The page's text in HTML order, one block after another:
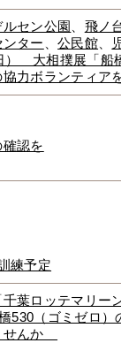
セン公園 、 飛ノ
ター 、公民館、
） 大相撲展「船
協力ボランティア
認を
練予定
葉ロッテマリー
530（ゴミゼロ）
せんか